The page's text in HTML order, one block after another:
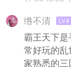
绺不清 LV4
霸王天下
常好玩的
家熟悉的